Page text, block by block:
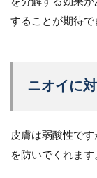
することが期待で
ニオイに
皮膚は弱酸性で
を防いでくれます